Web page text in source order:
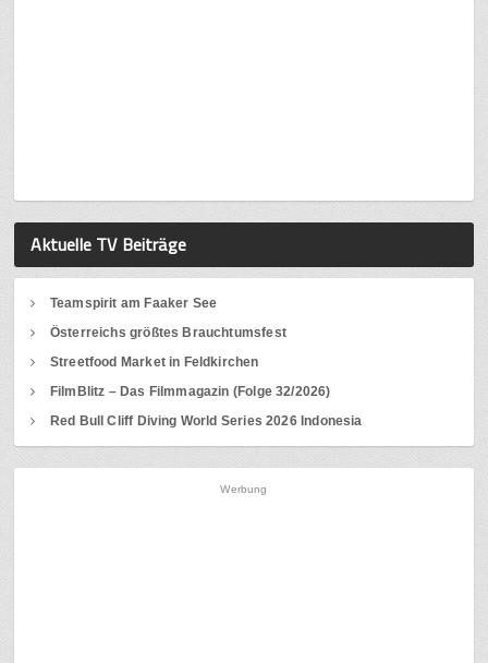
Aktuelle TV Beiträge
Teamspirit am Faaker See
Österreichs größtes Brauchtumsfest
Streetfood Market in Feldkirchen
FilmBlitz – Das Filmmagazin (Folge 32/2026)
Red Bull Cliff Diving World Series 2026 Indonesia
Werbung